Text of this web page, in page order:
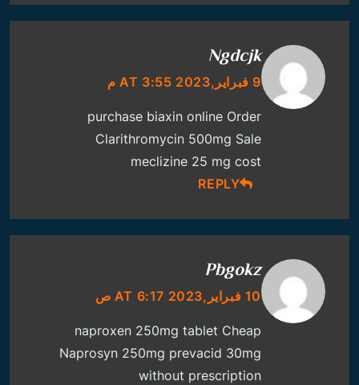
Ngdcjk
9 فبراير,2023 AT 3:55 م
purchase biaxin online Order
Clarithromycin 500mg Sale
meclizine 25 mg cost
REPLY
Pbgokz
10 فبراير,2023 AT 6:17 ص
naproxen 250mg tablet Cheap
Naprosyn 250mg prevacid 30mg
without prescription